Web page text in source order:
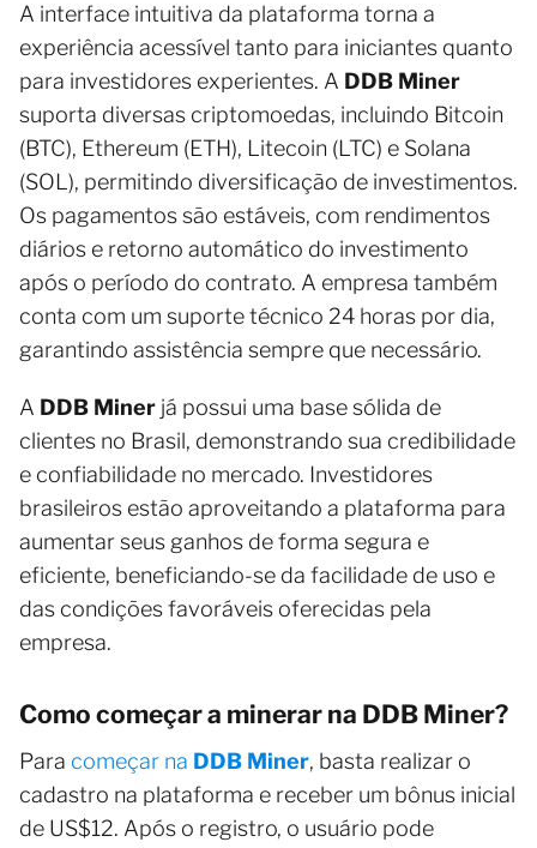
A interface intuitiva da plataforma torna a
experiência acessível tanto para iniciantes quanto
para investidores experientes. A DDB Miner
suporta diversas criptomoedas, incluindo Bitcoin
(BTC), Ethereum (ETH), Litecoin (LTC) e Solana
(SOL), permitindo diversificação de investimentos.
Os pagamentos são estáveis, com rendimentos
diários e retorno automático do investimento
após o período do contrato. A empresa também
conta com um suporte técnico 24 horas por dia,
garantindo assistência sempre que necessário.
A DDB Miner já possui uma base sólida de
clientes no Brasil, demonstrando sua credibilidade
e confiabilidade no mercado. Investidores
brasileiros estão aproveitando a plataforma para
aumentar seus ganhos de forma segura e
eficiente, beneficiando-se da facilidade de uso e
das condições favoráveis oferecidas pela
empresa.
Como começar a minerar na DDB Miner?
Para começar na DDB Miner, basta realizar o
cadastro na plataforma e receber um bônus inicial
de US$12. Após o registro, o usuário pode